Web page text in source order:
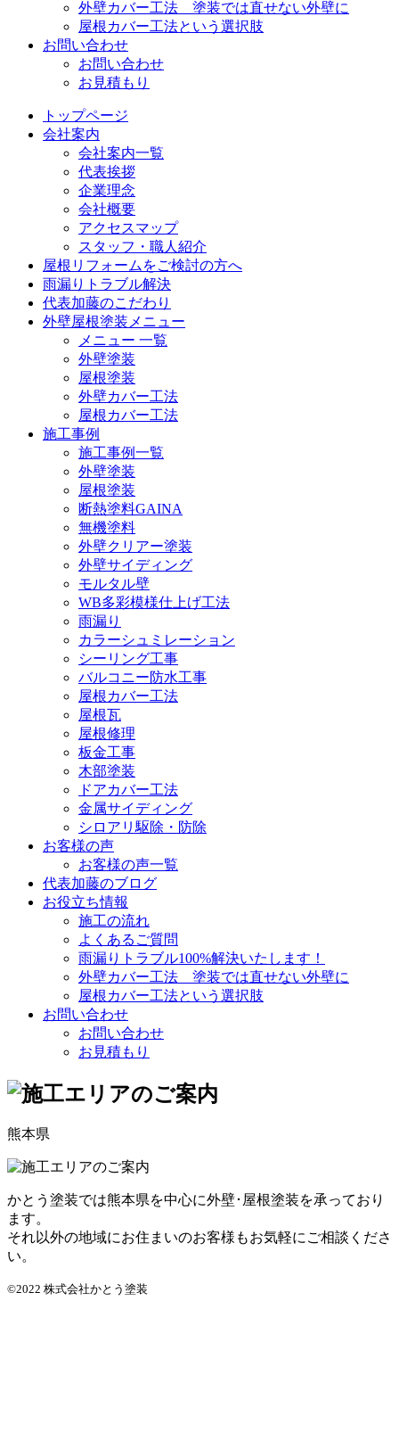
外壁カバー工法 塗装では直せない外壁に
屋根カバー工法という選択肢
お問い合わせ
お問い合わせ
お見積もり
トップページ
会社案内
会社案内一覧
代表挨拶
企業理念
会社概要
アクセスマップ
スタッフ・職人紹介
屋根リフォームをご検討の方へ
雨漏りトラブル解決
代表加藤のこだわり
外壁屋根塗装メニュー
メニュー 一覧
外壁塗装
屋根塗装
外壁カバー工法
屋根カバー工法
施工事例
施工事例一覧
外壁塗装
屋根塗装
断熱塗料GAINA
無機塗料
外壁クリアー塗装
外壁サイディング
モルタル壁
WB多彩模様仕上げ工法
雨漏り
カラーシュミレーション
シーリング工事
バルコニー防水工事
屋根カバー工法
屋根瓦
屋根修理
板金工事
木部塗装
ドアカバー工法
金属サイディング
シロアリ駆除・防除
お客様の声
お客様の声一覧
代表加藤のブログ
お役立ち情報
施工の流れ
よくあるご質問
雨漏りトラブル100%解決いたします！
外壁カバー工法 塗装では直せない外壁に
屋根カバー工法という選択肢
お問い合わせ
お問い合わせ
お見積もり
熊本県
かとう塗装では熊本県を中心に外壁･屋根塗装を承っており
ます。
それ以外の地域にお住まいのお客様もお気軽にご相談くださ
い。
©2022 株式会社かとう塗装